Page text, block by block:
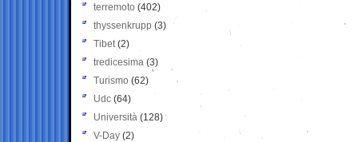
terremoto (402)
thyssenkrupp (3)
Tibet(2)
tredicesima (3)
Turismo (62)
Udc (64)
Università (128)
V-Day (2)